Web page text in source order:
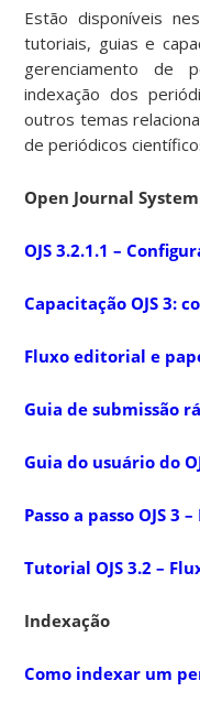
Estão disponíveis
tutoriais, guias e
gerenciamento de
indexação dos
outros temas
de periódicos
Open Journal System
OJS 3.2.1.1 –
Capacitação OJS 3:
Fluxo editorial e
Guia de submissão
Guia do usuário do
Passo a passo OJS 3
Tutorial OJS 3.2 –
Indexação
Como indexar um